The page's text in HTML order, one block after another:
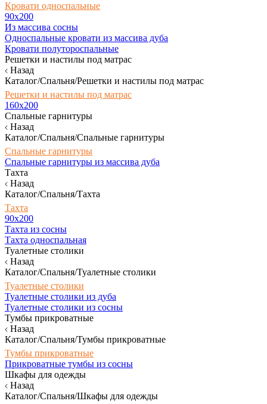
Кровати односпальные
90х200
Из массива сосны
Односпальные кровати из массива дуба
Кровати полутороспальные
Решетки и настилы под матрас
Назад
Каталог/Спальня/Решетки и настилы под матрас
Решетки и настилы под матрас
160х200
Спальные гарнитуры
Назад
Каталог/Спальня/Спальные гарнитуры
Спальные гарнитуры
Спальные гарнитуры из массива дуба
Тахта
Назад
Каталог/Спальня/Тахта
Тахта
90х200
Тахта из сосны
Тахта односпальная
Туалетные столики
Назад
Каталог/Спальня/Туалетные столики
Туалетные столики
Туалетные столики из дуба
Туалетные столики из сосны
Тумбы прикроватные
Назад
Каталог/Спальня/Тумбы прикроватные
Тумбы прикроватные
Прикроватные тумбы из сосны
Шкафы для одежды
Назад
Каталог/Спальня/Шкафы для одежды